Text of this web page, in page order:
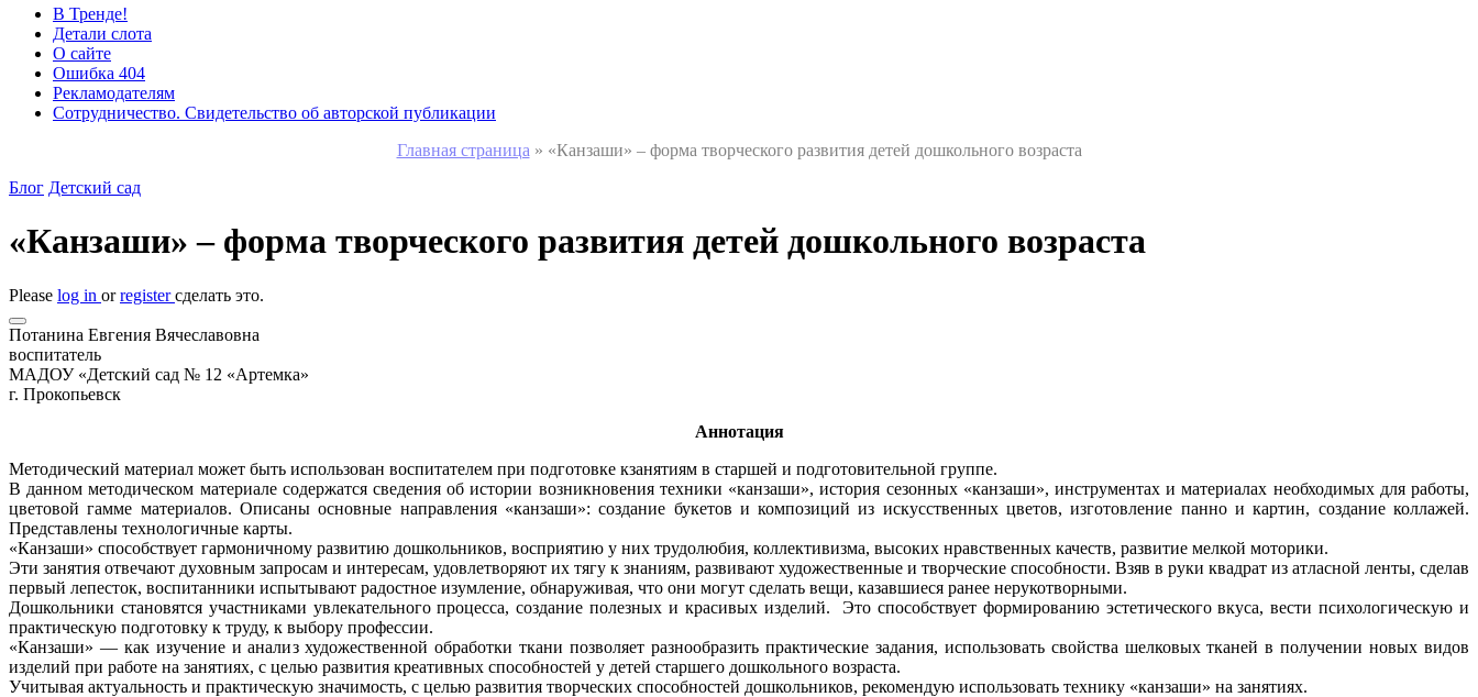
В Тренде!
Детали слота
О сайте
Ошибка 404
Рекламодателям
Сотрудничество. Свидетельство об авторской публикации
Главная страница » «Канзаши» – форма творческого развития детей дошкольного возраста
Блог Детский сад
«Канзаши» – форма творческого развития детей дошкольного возраста
Please log in orregisterсделать это.
Потанина Евгения Вячеславовна
воспитатель
МАДОУ «Детский сад № 12 «Артемка»
г. Прокопьевск
Аннотация
Методический материал может быть использован воспитателем при подготовке кзанятиям в старшей и подготовительной группе.
В данном методическом материале содержатся сведения об истории возникновения техники «канзаши», история сезонных «канзаши», инструментах и материалах необходимых для работы,
цветовой гамме материалов. Описаны основные направления «канзаши»: создание букетов и композиций из искусственных цветов, изготовление панно и картин, создание коллажей.
Представлены технологичные карты.
«Канзаши» способствует гармоничному развитию дошкольников, восприятию у них трудолюбия, коллективизма, высоких нравственных качеств, развитие мелкой моторики.
Эти занятия отвечают духовным запросам и интересам, удовлетворяют их тягу к знаниям, развивают художественные и творческие способности. Взяв в руки квадрат из атласной ленты, сделав
первый лепесток, воспитанники испытывают радостное изумление, обнаруживая, что они могут сделать вещи, казавшиеся ранее нерукотворными.
Дошкольники становятся участниками увлекательного процесса, создание полезных и красивых изделий. Это способствует формированию эстетического вкуса, вести психологическую и
практическую подготовку к труду, к выбору профессии.
«Канзаши» — как изучение и анализ художественной обработки ткани позволяет разнообразить практические задания, использовать свойства шелковых тканей в получении новых видов
изделий при работе на занятиях, с целью развития креативных способностей у детей старшего дошкольного возраста.
Учитывая актуальность и практическую значимость, с целью развития творческих способностей дошкольников, рекомендую использовать технику «канзаши» на занятиях.